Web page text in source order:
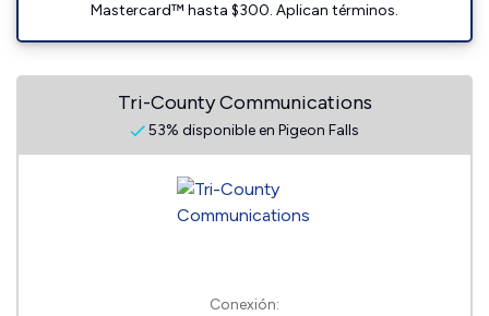
Mastercard™ hasta $300. Aplican términos.
Tri-County Communications
53% disponible en Pigeon Falls
Conexión: